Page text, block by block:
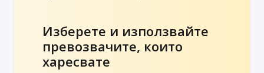
Изберете и използвайте
превозвачите, които
харесвате